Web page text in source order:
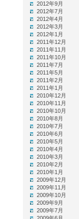
2012年9月
2012年7月
2012年4月
2012年3月
2012年1月
2011年12月
2011年11月
2011年10月
2011年7月
2011年5月
2011年2月
2011年1月
2010年12月
2010年11月
2010年10月
2010年8月
2010年7月
2010年6月
2010年5月
2010年4月
2010年3月
2010年2月
2010年1月
2009年12月
2009年11月
2009年10月
2009年9月
2009年7月